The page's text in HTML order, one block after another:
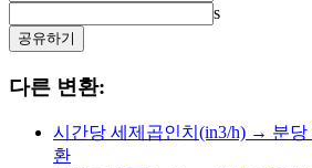
s
공유하기
다른 변환:
시간당 세제곱인치(in3/h) → 분당
환